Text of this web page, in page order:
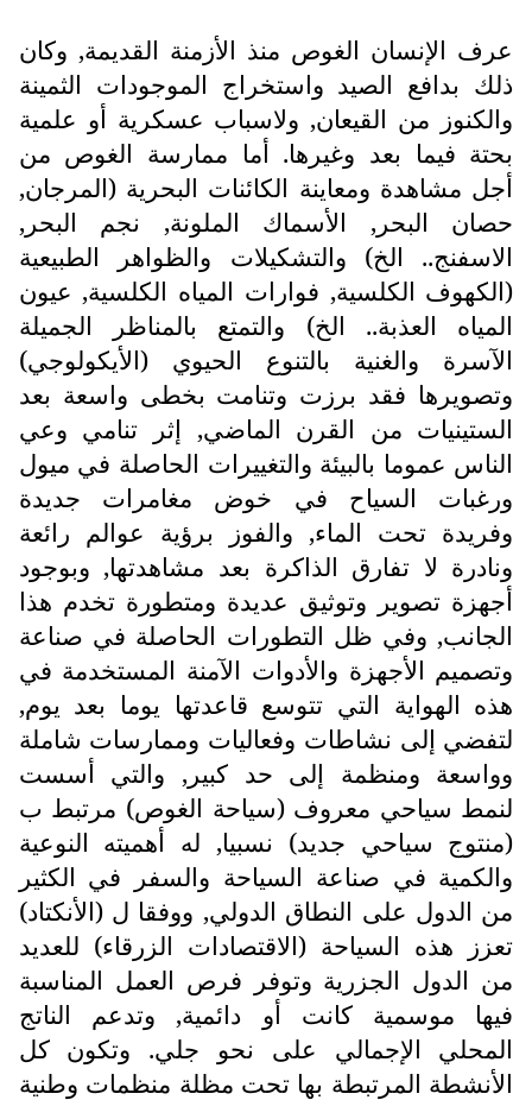
عرف الإنسان الغوص منذ الأزمنة القديمة, وكان
ذلك بدافع الصيد واستخراج الموجودات الثمينة
والكنوز من القيعان, ولاسباب عسكرية أو علمية
بحتة فيما بعد وغيرها. أما ممارسة الغوص من
أجل مشاهدة ومعاينة الكائنات البحرية (المرجان,
حصان البحر, الأسماك الملونة, نجم البحر,
الاسفنج.. الخ) والتشكيلات والظواهر الطبيعية
(الكهوف الكلسية, فوارات المياه الكلسية, عيون
المياه العذبة.. الخ) والتمتع بالمناظر الجميلة
الآسرة والغنية بالتنوع الحيوي (الأيكولوجي)
وتصويرها فقد برزت وتنامت بخطى واسعة بعد
الستينيات من القرن الماضي, إثر تنامي وعي
الناس عموما بالبيئة والتغييرات الحاصلة في ميول
ورغبات السياح في خوض مغامرات جديدة
وفريدة تحت الماء, والفوز برؤية عوالم رائعة
ونادرة لا تفارق الذاكرة بعد مشاهدتها, وبوجود
أجهزة تصوير وتوثيق عديدة ومتطورة تخدم هذا
الجانب, وفي ظل التطورات الحاصلة في صناعة
وتصميم الأجهزة والأدوات الآمنة المستخدمة في
هذه الهواية التي تتوسع قاعدتها يوما بعد يوم,
لتفضي إلى نشاطات وفعاليات وممارسات شاملة
وواسعة ومنظمة إلى حد كبير, والتي أسست
لنمط سياحي معروف (سياحة الغوص) مرتبط ب
(منتوج سياحي جديد) نسبيا, له أهميته النوعية
والكمية في صناعة السياحة والسفر في الكثير
من الدول على النطاق الدولي, ووفقا ل (الأنكتاد)
تعزز هذه السياحة (الاقتصادات الزرقاء) للعديد
من الدول الجزرية وتوفر فرص العمل المناسبة
فيها موسمية كانت أو دائمية, وتدعم الناتج
المحلي الإجمالي على نحو جلي. وتكون كل
الأنشطة المرتبطة بها تحت مظلة منظمات وطنية